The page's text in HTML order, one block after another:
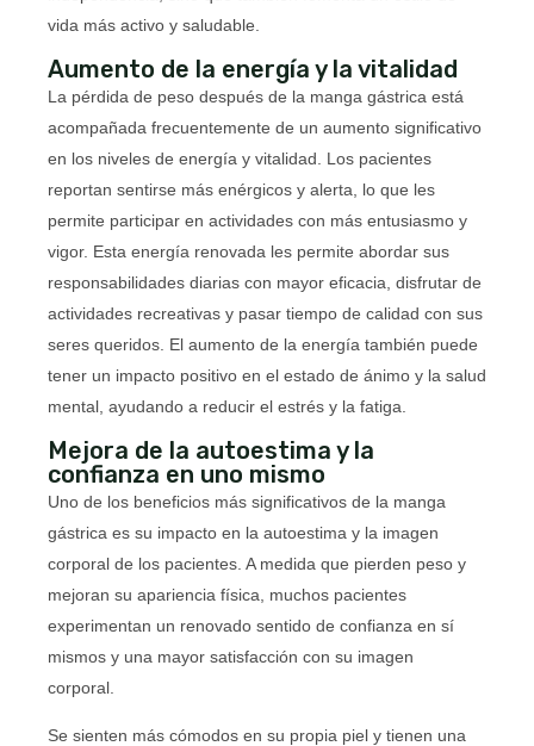
vida más activo y saludable.
Aumento de la energía y la vitalidad
La pérdida de peso después de la manga gástrica está
acompañada frecuentemente de un aumento significativo
en los niveles de energía y vitalidad. Los pacientes
reportan sentirse más enérgicos y alerta, lo que les
permite participar en actividades con más entusiasmo y
vigor. Esta energía renovada les permite abordar sus
responsabilidades diarias con mayor eficacia, disfrutar de
actividades recreativas y pasar tiempo de calidad con sus
seres queridos. El aumento de la energía también puede
tener un impacto positivo en el estado de ánimo y la salud
mental, ayudando a reducir el estrés y la fatiga.
Mejora de la autoestima y la
confianza en uno mismo
Uno de los beneficios más significativos de la manga
gástrica es su impacto en la autoestima y la imagen
corporal de los pacientes. A medida que pierden peso y
mejoran su apariencia física, muchos pacientes
experimentan un renovado sentido de confianza en sí
mismos y una mayor satisfacción con su imagen
corporal.
Se sienten más cómodos en su propia piel y tienen una